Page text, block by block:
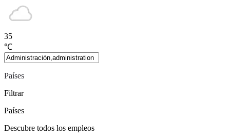
35
℃
Países
Filtrar
Países
Descubre todos los empleos